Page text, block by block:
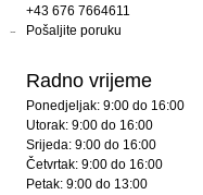
+43 676 7664611
Pošaljite poruku
Radno vrijeme
Ponedjeljak: 9:00 do 16:00
Utorak: 9:00 do 16:00
Srijeda: 9:00 do 16:00
Četvrtak: 9:00 do 16:00
Petak: 9:00 do 13:00